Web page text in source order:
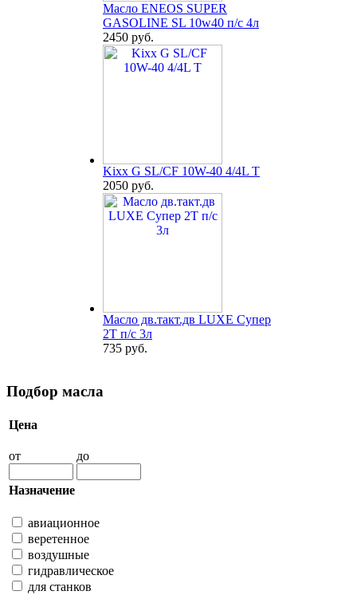
Масло ENEOS SUPER
GASOLINE SL 10w40 п/с 4л
2450 руб.
Kixx G SL/CF 10W-40 4/4L T
2050 руб.
Масло дв.такт.дв LUXE Супер
2Т п/с 3л
735 руб.
Подбор масла
Цена
от до
Назначение
авиационное
веретенное
воздушные
гидравлическое
для станков